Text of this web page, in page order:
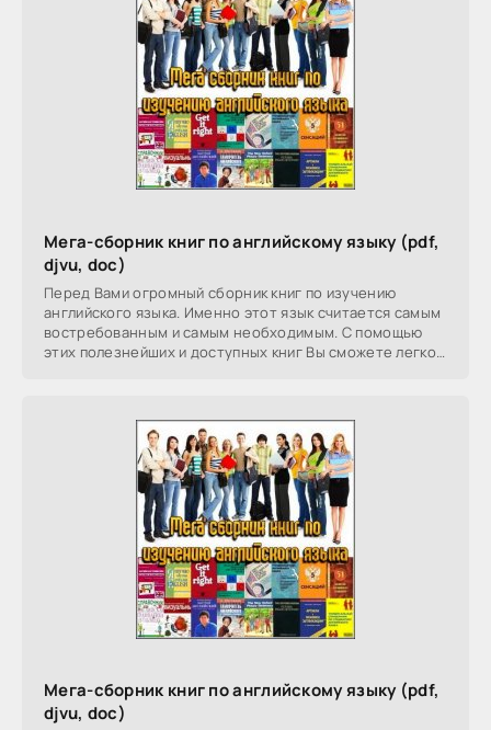
Мега-сборник книг по английскому языку (pdf,
djvu, doc)
Перед Вами огромный сборник книг по изучению
английского языка. Именно этот язык считается самым
востребованным и самым необходимым. С помощью
этих полезнейших и доступных книг Вы сможете легко
Мега-сборник книг по английскому языку (pdf,
djvu, doc)